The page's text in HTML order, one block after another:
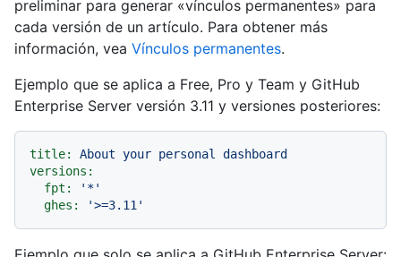
preliminar para generar «vínculos permanentes» para
cada versión de un artículo. Para obtener más
información, vea Vínculos permanentes.
Ejemplo que se aplica a Free, Pro y Team y GitHub
Enterprise Server versión 3.11 y versiones posteriores:
title: About your personal dashboard
versions:
fpt:
'*'
ghes:
'>=3.11'